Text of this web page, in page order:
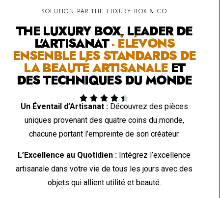
SOLUTION PAR THE LUXURY BOX & CO
THE LUXURY BOX, LEADER DE
L'ARTISANAT- ÉLÉVONS
ENSENBLE LES STANDARDS DE
LA BEAUTÉ ARTISANALE ET
DES TECHNIQUES DU MONDE
    
Un Éventail d’Artisanat :Découvrez des pièces
uniques provenant des quatre coins du monde,
chacune portant l’empreinte de son créateur.
L’Excellence au Quotidien : Intégrez l’excellence
artisanale dans votre vie de tous les jours avec des
objets qui allient utilité et beauté.